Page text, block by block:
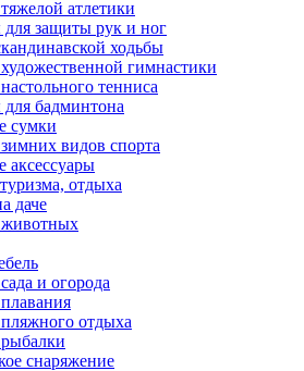
атлетики
для защиты рук и ног
ходьбы
гимнастики
тенниса
бадминтона
сумки
видов спорта
аксессуары
отдыха
даче
и огорода
отдыха
снаряжение